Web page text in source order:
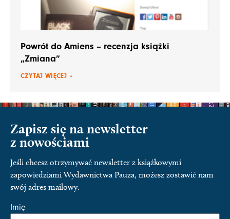
Powrót do Amiens – recenzja książki
„Zmiana”
CZYTAJ WIĘCEJ »
Zapisz się na newsletter
z nowościami
Jeśli chcesz otrzymywać newsletter z książkowymi
zapowiedziami Wydawnictwa Pauza, możesz zostawić nam
swój adres mailowy.
Imię